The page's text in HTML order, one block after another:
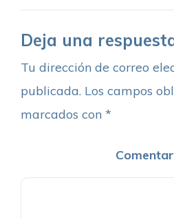
Deja una
Tu dirección de correo
publicada. Los campos
marcados con *